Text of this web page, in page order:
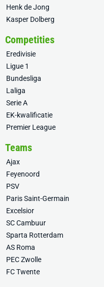
Henk de Jong
Kasper Dolberg
Competities
Eredivisie
Ligue 1
Bundesliga
Laliga
Serie A
EK-kwalificatie
Premier League
Teams
Ajax
Feyenoord
PSV
Paris Saint-Germain
Excelsior
SC Cambuur
Sparta Rotterdam
AS Roma
PEC Zwolle
FC Twente